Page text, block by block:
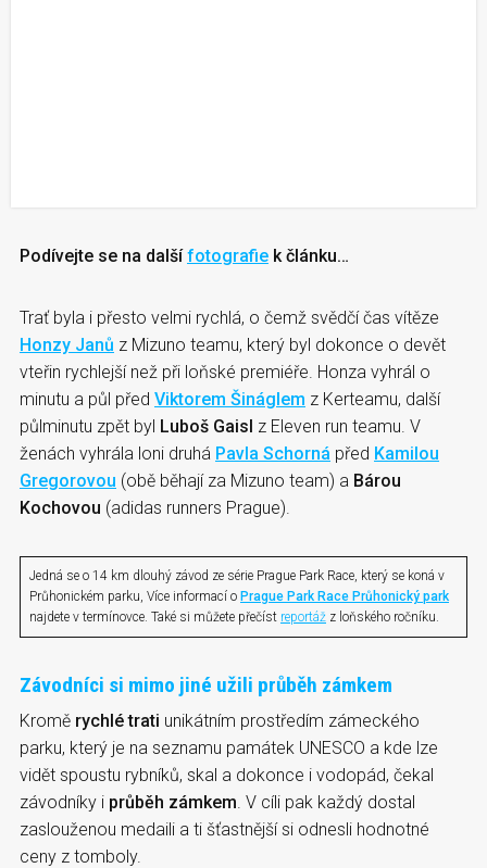
Podívejte se na dalšífotografie k článku…
Trať byla i přesto velmi rychlá, o čemž svědčí čas vítěze
Honzy Janů z Mizuno teamu, který byl dokonce o devět
vteřin rychlejší než při loňské premiéře. Honza vyhrál o
minutu a půl před Viktorem Šináglem z Kerteamu, další
půlminutu zpět byl Luboš Gaisl z Eleven run teamu. V
ženách vyhrála loni druhá Pavla Schorná před Kamilou
Gregorovou (obě běhají za Mizuno team) a Bárou
Kochovou (adidas runners Prague).
Jedná se o 14 km dlouhý závod ze série Prague Park Race, který se koná v
Průhonickém parku, Více informací o Prague Park Race Průhonický park
najdete v termínovce. Také si můžete přečíst reportáž z loňského ročníku.
Závodníci si mimo jiné užili průběh zámkem
Kromě rychlé trati unikátním prostředím zámeckého
parku, který je na seznamu památek UNESCO a kde lze
vidět spoustu rybníků, skal a dokonce i vodopád, čekal
závodníky i průběh zámkem . V cíli pak každý dostal
zaslouženou medaili a ti šťastnější si odnesli hodnotné
ceny z tomboly.